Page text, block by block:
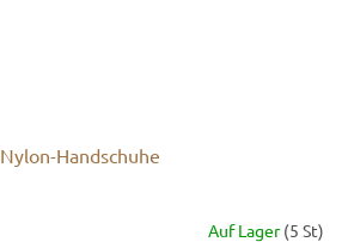
Nylon-Handschuhe
Auf Lager(5 St)